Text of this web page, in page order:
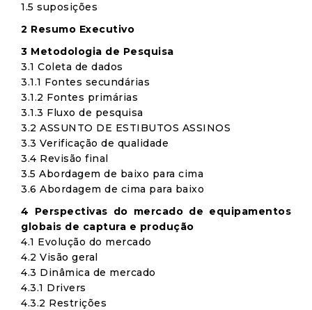
1.5 suposições
2 Resumo Executivo
3 Metodologia de Pesquisa
3.1 Coleta de dados
3.1.1 Fontes secundárias
3.1.2 Fontes primárias
3.1.3 Fluxo de pesquisa
3.2 ASSUNTO DE ESTIBUTOS ASSINOS
3.3 Verificação de qualidade
3.4 Revisão final
3.5 Abordagem de baixo para cima
3.6 Abordagem de cima para baixo
4 Perspectivas do mercado de equipamentos
globais de captura e produção
4.1 Evolução do mercado
4.2 Visão geral
4.3 Dinâmica de mercado
4.3.1 Drivers
4.3.2 Restrições